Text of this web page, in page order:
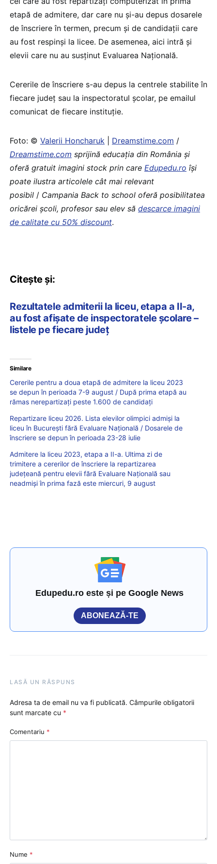
etapă de admitere, dar care nu și-au depus dosarele
de înscriere în termen, precum și de candidații care
au fost respinși la licee. De asemenea, aici intră și
elevii care nu au susținut Evaluarea Națională.
Cererile de înscriere s-au depus la centrele stabilite în
fiecare județ sau la inspectoratul școlar, pe emailul
comunicat de fiecare instituție.
Foto: © Valerii Honcharuk Dreamstime.com /
Dreamstime.com sprijină educaţia din România şi
oferă gratuit imagini stock prin care Edupedu.ro îşi
poate ilustra articolele cât mai relevant
posibil / Campania Back to school oferă posibilitatea
oricărei școli, profesor sau elev să descarce imagini
de calitate cu 50% discount.
Citește și:
Rezultatele admiterii la liceu, etapa a II-a,
au fost afișate de inspectoratele școlare –
listele pe fiecare județ
Similare
Cererile pentru a doua etapă de admitere la liceu 2023
se depun în perioada 7-9 august / După prima etapă au
rămas nerepartizați peste 1.600 de candidați
Repartizare liceu 2026. Lista elevilor olimpici admiși la
liceu în București fără Evaluare Națională / Dosarele de
înscriere se depun în perioada 23-28 iulie
Admitere la liceu 2023, etapa a II-a. Ultima zi de
trimitere a cererilor de înscriere la repartizarea
județeană pentru elevii fără Evaluare Națională sau
neadmiși în prima fază este miercuri, 9 august
Edupedu.ro este și pe Google News
ABONEAZĂ-TE
LASĂ UN RĂSPUNS
Adresa ta de email nu va fi publicată. Câmpurile obligatorii
sunt marcate cu *
Comentariu *
Nume *